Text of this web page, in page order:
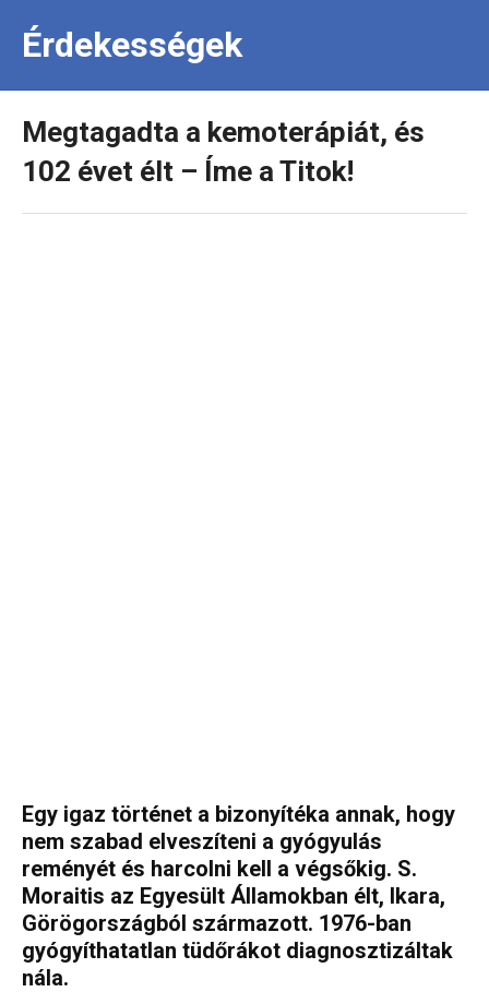
Érdekességek
Megtagadta a kemoterápiát, és
102 évet élt – Íme a Titok!
Egy igaz történet a bizonyítéka annak, hogy
nem szabad elveszíteni a gyógyulás
reményét és harcolni kell a végsőkig. S.
Moraitis az Egyesült Államokban élt, Ikara,
Görögországból származott. 1976-ban
gyógyíthatatlan tüdőrákot diagnosztizáltak
nála.